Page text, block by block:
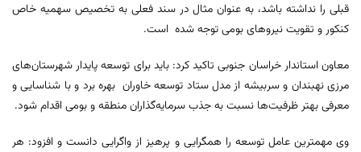
قبلی را نداشته باشد، به عنوان مثال در سند فعلی به تخصیص سهمیه خاص
کنکور و تقویت نیروهای بومی توجه شده است.
معاون استاندار خراسان جنوبی تاکید کرد: باید برای توسعه پایدار شهرستان‌های
مرزی نهبندان و سربیشه از مدل ستاد توسعه خاوران بهره برد و با شناسایی و
معرفی بهتر ظرفیت‌ها نسبت به جذب سرمایه‌گذاران منطقه و بومی اقدام شود.
وی مهمترین عامل توسعه را همگرایی و پرهیز از واگرایی دانست و افزود: هر